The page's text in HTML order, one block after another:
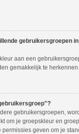
gebruikersgroepen
aan een
gemakkelijk te herkennen.
gebruikersgroepen,
om je groepskleur en
geven om je